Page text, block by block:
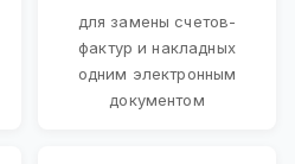
для замены счетов-
фактур и накладных
одним электронным
документом